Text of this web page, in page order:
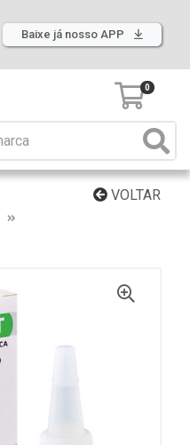
Baixe já nosso APP
0
VOLTAR